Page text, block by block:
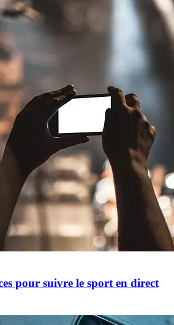
pour suivre le sport en direct